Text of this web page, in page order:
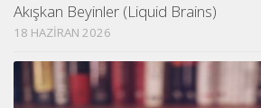
Akışkan Beyinler (Liquid Brains)
18 HAZIRAN 2026